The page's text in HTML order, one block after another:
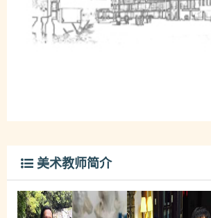
美术教师简介